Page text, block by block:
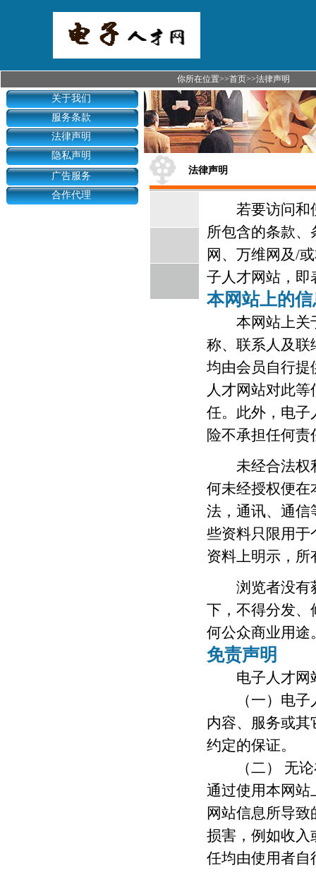
你所在位置>>首页>>法律声明
关于我们
服务条款
法律声明
隐私声明
广告服务
合作代理
法律声明
若要访问和使
所包含的条款
网、万维网及/
子人才网站，即
本网站上的
本网站上关于
称、联系人及联
均由会员自行提
人才网站对此
任。此外，电子
险不承担任何责
未经合法权利
何未经授权便在
法，通讯、通信
些资料只限用于
资料上明示，
浏览者没有获
下，不得分发、
何公众商业用途
免责声明
电子人才网站
（一）电子人
内容、服务或
约定的保证。
（二） 无论
通过使用本网站
网站信息所导
损害，例如收入
任均由使用者自